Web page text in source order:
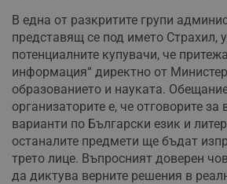
В една от разкритите групи
представящ се под името Страхил,
потенциалните купувачи, че
информация“ директно от
образованието и науката.
организаторите е, че отговорите
варианти по Български език и
останалите предмети ще бъдат
трето лице. Въпросният доверен
да диктува верните решения в